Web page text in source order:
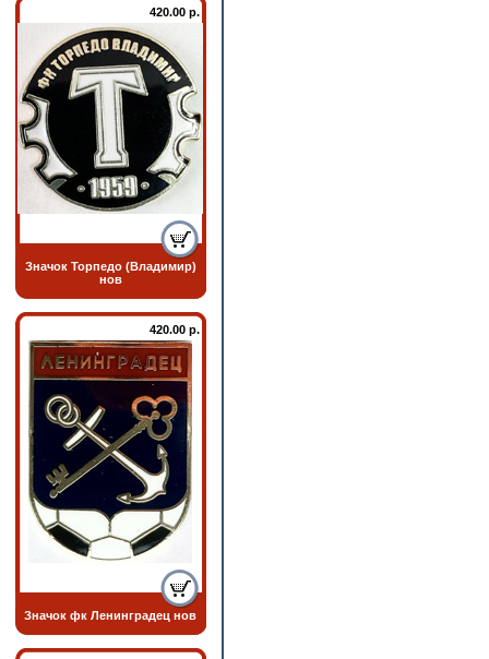
420.00 р.
Значок Торпедо (Владимир)
нов
420.00 р.
Значок фк Ленинградец нов